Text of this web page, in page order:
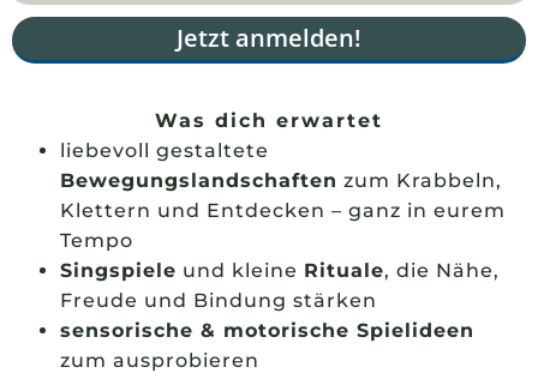
Jetzt anmelden!
Was dich erwartet
liebevoll gestaltete
Bewegungslandschaften zum Krabbeln,
Klettern und Entdecken – ganz in eurem
Tempo
Singspiele und kleine Rituale, die Nähe,
Freude und Bindung stärken
sensorische & motorische Spielideen
zum ausprobieren